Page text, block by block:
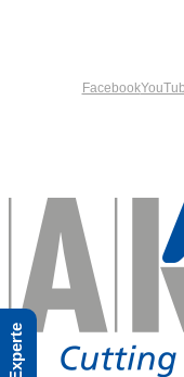
Facebook